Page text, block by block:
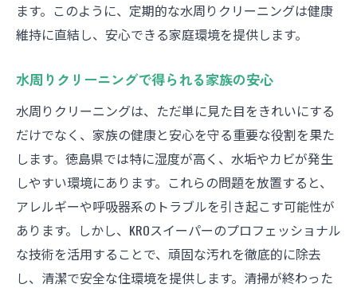
ます。このように、定期的な水周りクリーニングは健康
維持に直結し、安心できる家庭環境を提供します。
水周りクリーニングで得られる家族の安心
水周りクリーニングは、ただ単に見た目をきれいにする
だけでなく、家族の健康と安心を守る重要な役割を果た
します。徳島県では特に湿度が高く、水垢やカビが発生
しやすい環境にあります。これらの問題を放置すると、
アレルギーや呼吸器系のトラブルを引き起こす可能性が
あります。しかし、KROスイーパーのプロフェッショナル
な技術を活用することで、頑固な汚れを徹底的に除去
し、清潔で安全な住環境を提供します。清掃が終わった